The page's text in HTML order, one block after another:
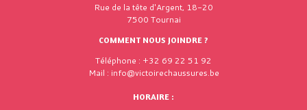
Rue de la tête d'Argent, 18-20
7500 Tournai
COMMENT NOUS JOINDRE ?
Téléphone : +32 69 22 51 92
Mail : info@victoirechaussures.be
HORAIRE :